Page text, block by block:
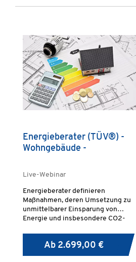
Energieberater (TÜV®) -
Wohngebäude -
Live-Webinar
Energieberater definieren
Maßnahmen, deren Umsetzung zu
unmittelbarer Einsparung von
Energie und insbesondere CO2-
Ab 2.699,00 €